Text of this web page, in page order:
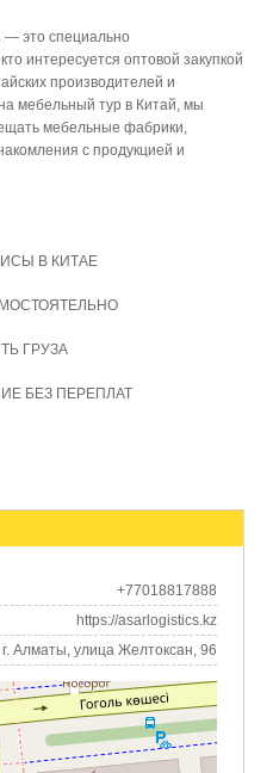
это специально
интересуется оптовой закупкой
производителей и
мебельный тур в Китай, мы
мебельные фабрики,
с продукцией и
В КИТАЕ
ГРУЗА
БЕЗ ПЕРЕПЛАТ
+77018817888
https://asarlogistics.kz
г. Алматы, улица Желтоксан, 96